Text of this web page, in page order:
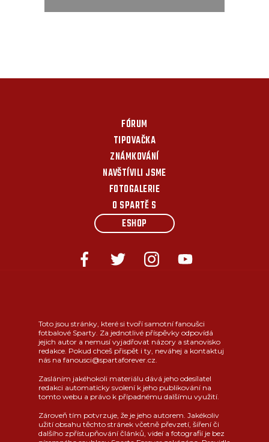
FÓRUM
TIPOVAČKA
ZNÁMKOVÁNÍ
NAVŠTÍVILI JSME
FOTOGALERIE
O SPARTĚ S
ESHOP
Toto jsou stránky, které si tvoří samotní fanoušci
fotbalové Sparty. Za jednotlivé příspěvky odpovídá
jejich autor a nemusí vyjadřovat názory a stanovisko
redakce. Pokud chceš přispět i ty, neváhej a kontaktuj
nás na fanousci@spartaforever.cz.
Zasláním jakéhokoli materiálu dává jeho odesílatel
redakci automaticky svolení k jeho publikování na
tomto webu a právo k případnému dalšímu využití.
Zároveň tím potvrzuje, že je jeho autorem. Jakékoliv
užití obsahu těchto stránek včetně převzetí, šíření či
dalšího zpřístupňování článků, videí a fotografií je bez